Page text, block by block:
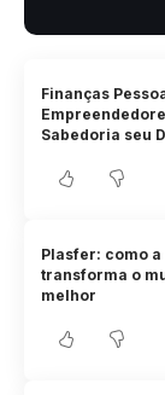
Finanças
Sabedoria seu
Plasfer: como
transforma o
melhor